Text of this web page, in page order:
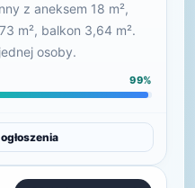
z aneksem 18 m²,
m², balkon 3,64 m².
osoby.
99%